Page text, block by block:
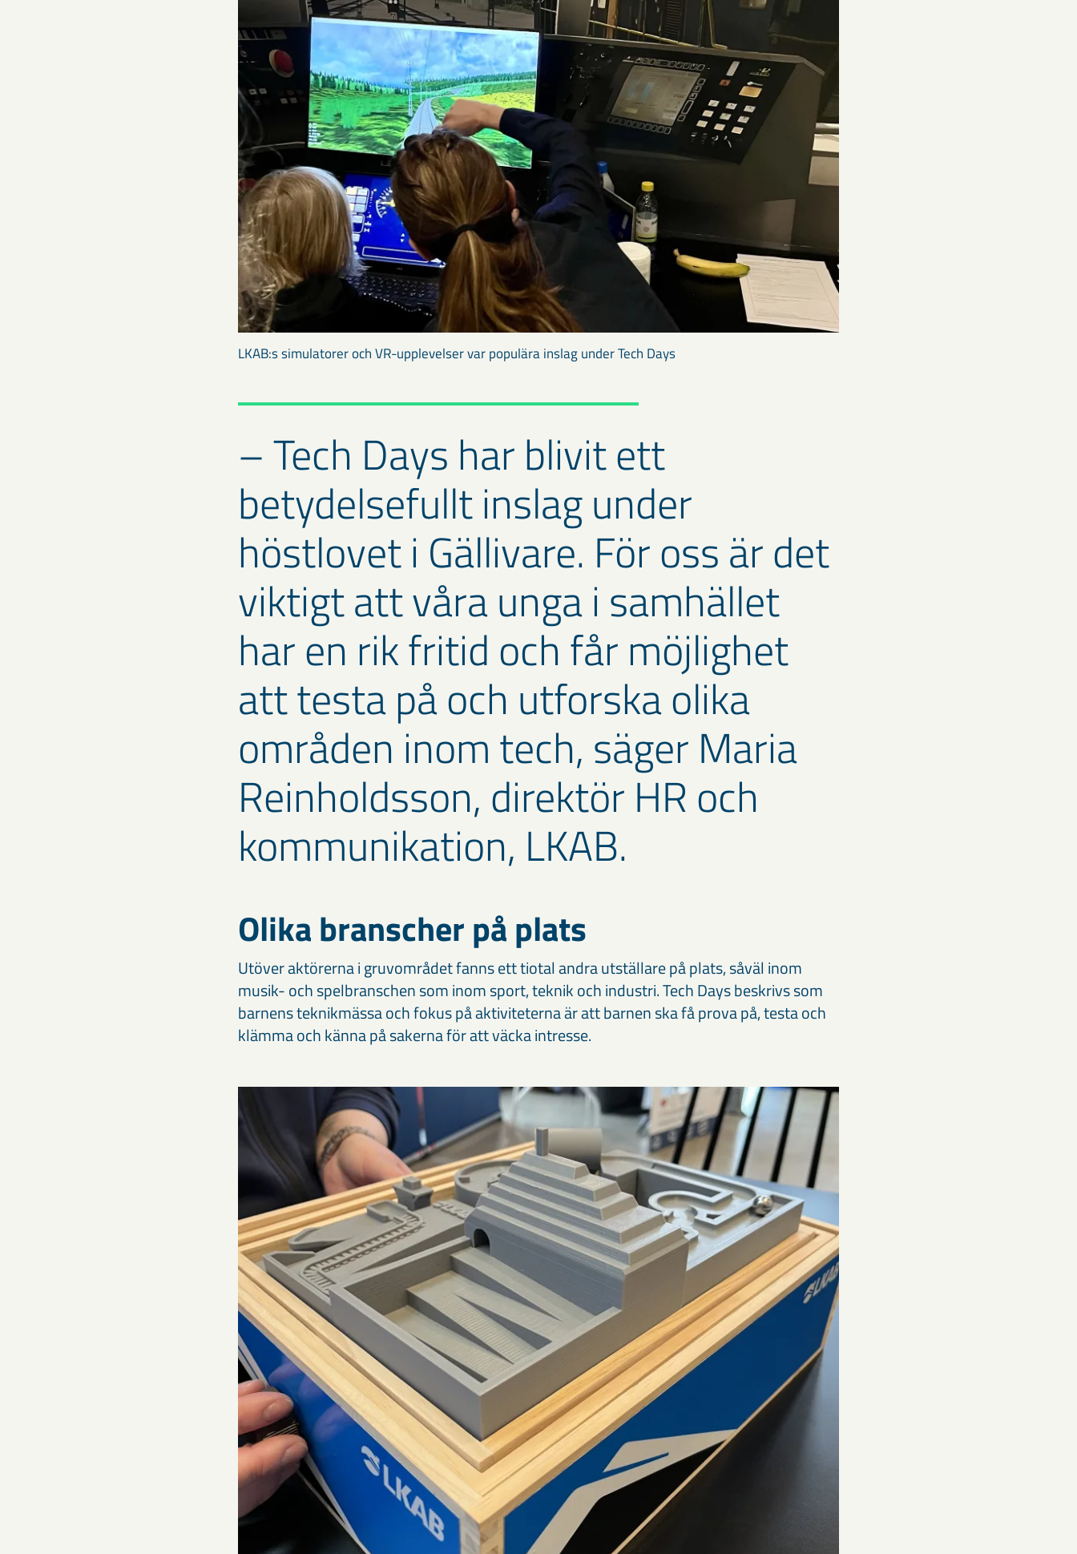
LKAB:s simulatorer och VR-upplevelser var populära inslag under Tech Days
– Tech Days har blivit ett
betydelsefullt inslag under
höstlovet i Gällivare. För oss är det
viktigt att våra unga i samhället
har en rik fritid och får möjlighet
att testa på och utforska olika
områden inom tech, säger Maria
Reinholdsson, direktör HR och
kommunikation, LKAB.
Olika branscher på plats
Utöver aktörerna i gruvområdet fanns ett tiotal andra utställare på plats, såväl inom
musik- och spelbranschen som inom sport, teknik och industri. Tech Days beskrivs som
barnens teknikmässa och fokus på aktiviteterna är att barnen ska få prova på, testa och
klämma och känna på sakerna för att väcka intresse.